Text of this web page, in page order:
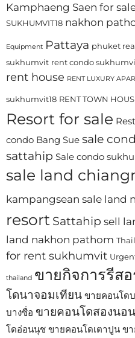
Kamphaeng Saen for
SUKHUMVIT18 nakhon
Equipment Pattaya phuket
sukhumvit rent condo
rent house RENT LUXURY
sukhumvit18 RENT TOWN
Resort for sale
condo Bang Sue sale
sattahip Sale condo
sale land
kampangsean sale land
resort Sattahip sell
land nakhon pathom
for rent sukhumvit
thailand ขายกิจการรีส
โดนาจอมเทียน ขายคอนโด
บางซื่อ ขายคอนโดสองนอน
โดอ่อนนุช ขายคอนโดเตาปูน ข